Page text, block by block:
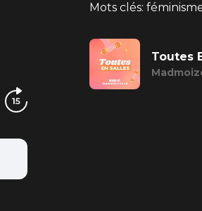
Mots clés:
Toutes